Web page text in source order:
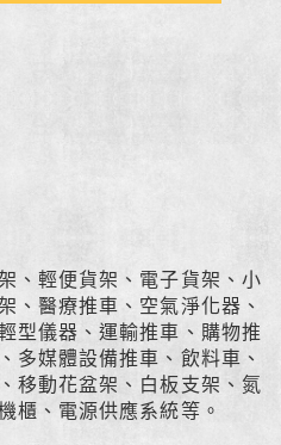
、輕便貨架、電子貨架、小
、醫療推車、空氣淨化器、
型儀器、運輸推車、購物推
多媒體設備推車、飲料車、
移動花盆架、白板支架、氮
櫃、電源供應系統等。